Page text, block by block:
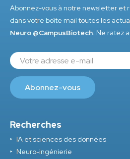
Abonnez-vous à notre newsletter
dans votre boîte mail toutes les
Neuro @CampusBiotech. Ne ratez
Recherches
IA et sciences des données
Neuro-ingénierie